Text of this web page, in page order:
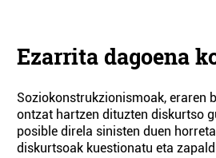
Ezarrita dagoena
Soziokonstrukzionismoak, eraren
ontzat hartzen dituzten diskurtso
posible direla sinisten duen
diskurtsoak kuestionatu eta